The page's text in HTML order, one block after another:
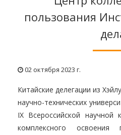
пользования
02 октября 2023 г.
Китайские делегации из
научно-технических
IX Всероссийской научной
комплексного освоения